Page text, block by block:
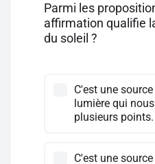
Parmi les
affirmation qualifie
du soleil ?
C'est une
lumière qui
plusieurs points.
C'est une